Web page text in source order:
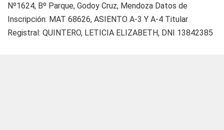
Nº1624, Bº Parque, Godoy Cruz, Mendoza Datos de
Inscripción: MAT 68626, ASIENTO A-3 Y A-4 Titular
Registral: QUINTERO, LETICIA ELIZABETH, DNI 13842385